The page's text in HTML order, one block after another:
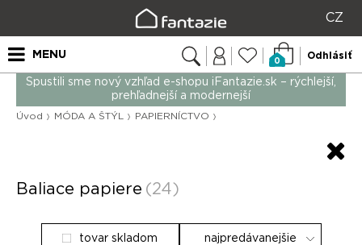
CZ
MENU
0
Odhlásiť
Spustili sme nový vzhľad e-shopu iFantazie.sk – rýchlejší,
prehľadnejší a modernejší
Úvod MÓDA A ŠTÝL PAPIERNÍCTVO
Baliace papiere (24)
tovar skladom